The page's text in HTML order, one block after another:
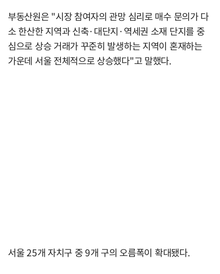
부동산원은 "시장 참여자의 관망 심리로 매수 문의가 다
소 한산한 지역과 신축·대단지·역세권 소재 단지를 중
심으로 상승 거래가 꾸준히 발생하는 지역이 혼재하는
가운데 서울 전체적으로 상승했다"고 말했다.
서울 25개 자치구 중 9개 구의 오름폭이 확대됐다.